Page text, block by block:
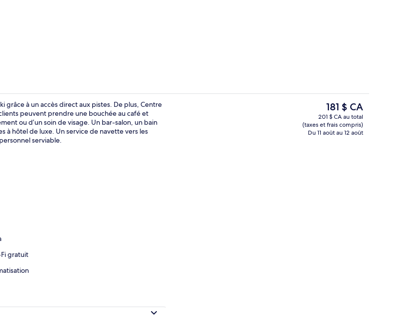
Chambre Deluxe | Literie de qualité, lit avec matelas en mousse à mémoire, minibar
Repas dans la chambre
à un accès direct aux pistes. De plus, Centre
peuvent prendre une bouchée au café et
ou d’un soin de visage. Un bar-salon, un bain
à hôtel de luxe. Un service de navette vers les
serviable.
gratuit
Le
prix
actuel
est
181 $ CA
201 $ CA au total
(taxes et frais compris)
Du 11 août au 12 août